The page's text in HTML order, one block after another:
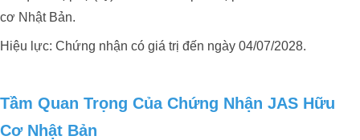
cơ Nhật Bản.
Hiệu lực: Chứng nhận có giá trị đến ngày 04/07/2028.
Tầm Quan Trọng Của Chứng Nhận JAS Hữu
Cơ Nhật Bản